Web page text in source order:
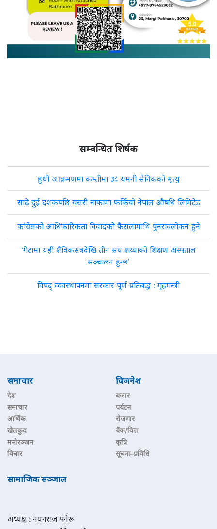
सम्वन्धित शिर्षक
हुथी आक्रमणमा कम्तीमा ३८ यमनी सैनिकको मृत्यु
साढे दुई दशकपछि यसरी नाफामा फर्कियो नेपाल औषधि लिमिटेड
कांग्रेसको आधिकारिकता विवादको फैसलामाथि पुनरावलोकन हुने
‘गेटामा यही शैत्रिकसत्रदेखि तीन सय शय्याको शिक्षण अस्पताल
सञ्चालन हुन्छ’
विपद् व्यवस्थापनमा सरकार पूर्ण प्रतिबद्ध : गृहमन्त्री
समाचार
देश
समाचार
आर्थिक
खेलकुद
मनोरञ्जन
विचार
विजनेश
बजार
पर्यटन
रोजगार
बैंक/वित्त
कृषि
सूचना–प्रविधि
सामाजिक सञ्जाल
अध्यक्ष : नयनराज पनेरू